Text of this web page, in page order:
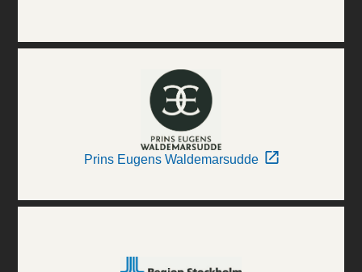
Prins Eugens Waldemarsudde